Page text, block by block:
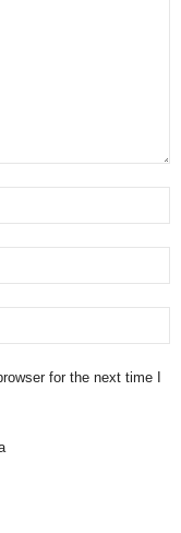
for the next time I